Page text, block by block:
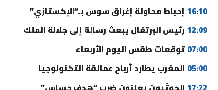
16:10 إحباط محاولة إغراق سوس بـ”الإكستازي”
12:09 رئيس البرتغال يبعث رسالة إلى جلالة الملك
07:00 توقعات طقس اليوم الأربعاء
05:00 المغرب يطارد أرباح عمالقة التكنولوجيا